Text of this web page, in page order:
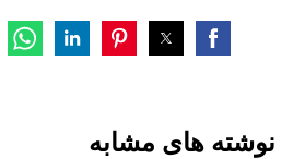
نوشته های مشابه